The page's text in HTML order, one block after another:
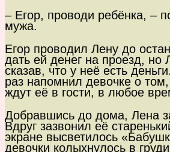
– Егор, проводи ребёнка, –
мужа.
Егор проводил Лену до
дать ей денег на проезд, но
сказав, что у неё есть
раз напомнил девочке о том,
ждут её в гости, в любое
Добравшись до дома, Лена
Вдруг зазвонил её
экране высветилось
девочки колыхнулось в